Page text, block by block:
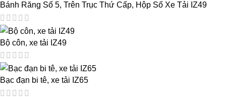
Bánh Răng Số 5, Trên Trục Thứ Cấp, Hộp Số Xe Tải IZ49
Bộ côn, xe tải IZ49
Bạc đạn bi tê, xe tải IZ65